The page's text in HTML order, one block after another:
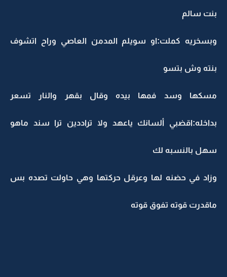
بنت سالم
وبسخريه كملت:او سويلم المدمن العاصي وراح اتشوف
بنته وش بتسو
مسكها وسد فمها بيده وقال بقهر والنار تسعر
بداخله:اقضبي ألسانك ياعهد ولا تراددين ترا سند ماهو
سهل بالنسبه لك
وزاد في حضنه لها وعرقل حركتها وهي حاولت تصده بس
ماقدرت قوته تفوق قوته